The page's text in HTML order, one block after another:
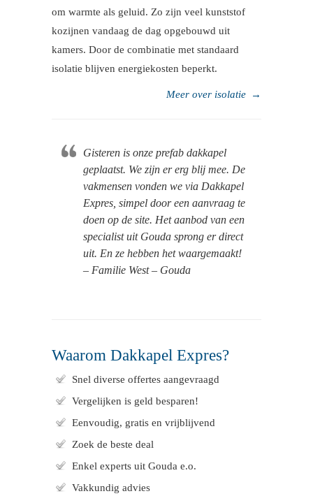
om warmte als geluid. Zo zijn veel kunststof
kozijnen vandaag de dag opgebouwd uit
kamers. Door de combinatie met standaard
isolatie blijven energiekosten beperkt.
Meer over isolatie →
Gisteren is onze prefab dakkapel
geplaatst. We zijn er erg blij mee. De
vakmensen vonden we via Dakkapel
Expres, simpel door een aanvraag te
doen op de site. Het aanbod van een
specialist uit Gouda sprong er direct
uit. En ze hebben het waargemaakt!
– Familie West – Gouda
Waarom Dakkapel Expres?
Snel diverse offertes aangevraagd
Vergelijken is geld besparen!
Eenvoudig, gratis en vrijblijvend
Zoek de beste deal
Enkel experts uit Gouda e.o.
Vakkundig advies